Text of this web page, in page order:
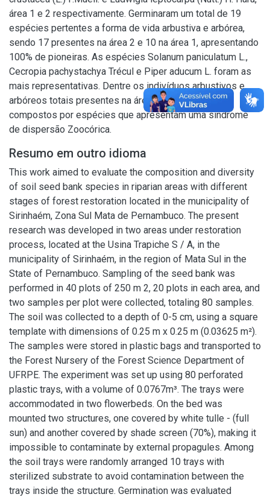
área 1 e 2 respectivamente. Germinaram um total de 19
espécies pertentes a forma de vida arbustiva e arbórea,
sendo 17 presentes na área 2 e 10 na área 1, apresentando
100% de pioneiras. As espécies Solanum paniculatum L.,
Cecropia pachystachya Trécul e Piper aducum L. foram as
mais representativas. Dentre os indivíduos arbustivos e
arbóreos totais presentes na área 1 (92,58%) são
compostos por espécies que apresentam uma síndrome
de dispersão Zoocórica.
Resumo em outro idioma
This work aimed to evaluate the composition and diversity
of soil seed bank species in riparian areas with different
stages of forest restoration located in the municipality of
Sirinhaém, Zona Sul Mata de Pernambuco. The present
research was developed in two areas under restoration
process, located at the Usina Trapiche S / A, in the
municipality of Sirinhaém, in the region of Mata Sul in the
State of Pernambuco. Sampling of the seed bank was
performed in 40 plots of 250 m 2, 20 plots in each area, and
two samples per plot were collected, totaling 80 samples.
The soil was collected to a depth of 0-5 cm, using a square
template with dimensions of 0.25 m x 0.25 m (0.03625 m²).
The samples were stored in plastic bags and transported to
the Forest Nursery of the Forest Science Department of
UFRPE. The experiment was set up using 80 perforated
plastic trays, with a volume of 0.0767m³. The trays were
accommodated in two flowerbeds. On the bed was
mounted two structures, one covered by white tulle - (full
sun) and another covered by shade screen (70%), making it
impossible to contaminate by external propagules. Among
the soil trays were randomly arranged 10 trays with
sterilized substrate to avoid contamination between the
trays inside the structure. Germination was evaluated